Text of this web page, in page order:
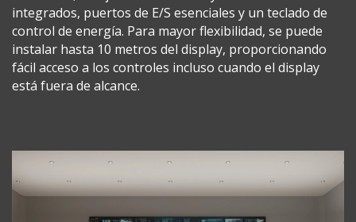
integrados, puertos de E/S esenciales y un teclado de
control de energía. Para mayor flexibilidad, se puede
instalar hasta 10 metros del display, proporcionando
fácil acceso a los controles incluso cuando el display
está fuera de alcance.